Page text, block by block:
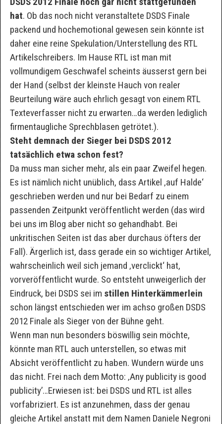
hat. Ob das noch nicht veranstaltete DSDS Finale
packend und hochemotional gewesen sein könnte ist
daher eine reine Spekulation/Unterstellung des RTL
Artikelschreibers. Im Hause RTL ist man mit
vollmundigem Geschwafel scheints äusserst gern bei
der Hand (selbst der kleinste Hauch von realer
Beurteilung wäre auch ehrlich gesagt von einem RTL
Texteverfasser nicht zu erwarten…da werden lediglich
firmentaugliche Sprechblasen getrötet.).
Steht demnach der Sieger bei DSDS 2012
tatsächlich etwa schon fest?
Da muss man sicher mehr, als ein paar Zweifel hegen.
Es ist nämlich nicht unüblich, dass Artikel ‚auf Halde‘
geschrieben werden und nur bei Bedarf zu einem
passenden Zeitpunkt veröffentlicht werden (das wird
bei uns im Blog aber nicht so gehandhabt. Bei
unkritischen Seiten ist das aber durchaus öfters der
Fall). Ärgerlich ist, dass gerade ein so wichtiger Artikel,
wahrscheinlich weil sich jemand ‚verclickt‘ hat,
vorveröffentlicht wurde. So entsteht unweigerlich der
Eindruck, bei DSDS sei im stillen Hinterkämmerlein
schon längst entschieden wer im achso großen DSDS
2012 Finale als Sieger von der Bühne geht.
Wenn man nun besonders böswillig sein möchte,
könnte man RTL auch unterstellen, so etwas mit
Absicht veröffentlicht zu haben. Wundern würde uns
das nicht. Frei nach dem Motto: ‚Any publicity is good
publicity’…Erwiesen ist: bei DSDS und RTL ist alles
vorfabriziert. Es ist anzunehmen, dass der genau
gleiche Artikel anstatt mit dem Namen Daniele Negroni